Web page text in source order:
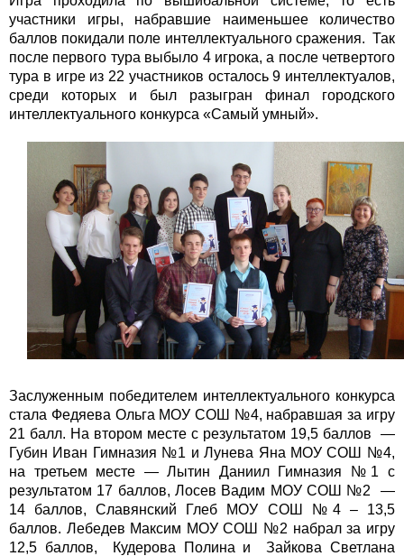
участники игры, набравшие наименьшее количество
баллов покидали поле интеллектуального сражения. Так
после первого тура выбыло 4 игрока, а после четвертого
тура в игре из 22 участников осталось 9 интеллектуалов,
среди которых и был разыгран финал городского
интеллектуального конкурса «Самый умный».
Заслуженным победителем интеллектуального конкурса
стала Федяева Ольга МОУ СОШ №4, набравшая за игру
21 балл. На втором месте с результатом 19,5 баллов —
Губин Иван Гимназия №1 и Лунева Яна МОУ СОШ №4,
на третьем месте — Лытин Даниил Гимназия №1 с
результатом 17 баллов, Лосев Вадим МОУ СОШ №2 —
14 баллов, Славянский Глеб МОУ СОШ №4 – 13,5
баллов. Лебедев Максим МОУ СОШ №2 набрал за игру
12,5 баллов, Кудерова Полина и Зайкова Светлана